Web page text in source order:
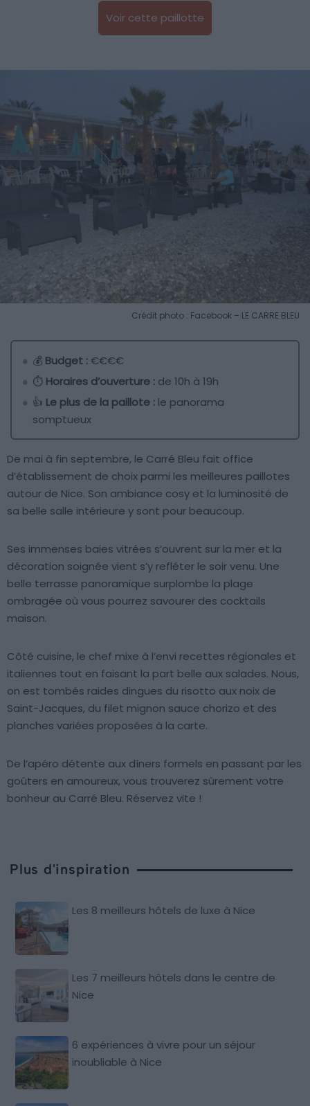
Voir cette paillotte
Crédit photo : Facebook – LE CARRE BLEU
💰 Budget :€€€€
⏱️ Horaires d’ouverture : de 10h à 19h
👍 Le plus de la paillote : le panorama
somptueux
De mai à fin septembre, le Carré Bleu fait office
d’établissement de choix parmi les meilleures paillotes
autour de Nice. Son ambiance cosy et la luminosité de
sa belle salle intérieure y sont pour beaucoup.
Ses immenses baies vitrées s’ouvrent sur la mer et la
décoration soignée vient s’y refléter le soir venu. Une
belle terrasse panoramique surplombe la plage
ombragée où vous pourrez savourer des cocktails
maison.
Côté cuisine, le chef mixe à l’envi recettes régionales et
italiennes tout en faisant la part belle aux salades. Nous,
on est tombés raides dingues du risotto aux noix de
Saint-Jacques, du filet mignon sauce chorizo et des
planches variées proposées à la carte.
De l’apéro détente aux dîners formels en passant par les
goûters en amoureux, vous trouverez sûrement votre
bonheur au Carré Bleu. Réservez vite !
Plus d'inspiration
Les 8 meilleurs hôtels de luxe à Nice
Les 7 meilleurs hôtels dans le centre de
Nice
6 expériences à vivre pour un séjour
inoubliable à Nice